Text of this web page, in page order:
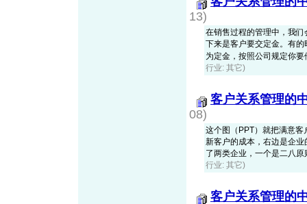
13)
在销售过程的管理中，我
下来是客户要交定金。有
为定金，按照公司规定你
行业: 其它)
客户关系管理的
08)
这个图（PPT）就把满意
新客户的成本，右边是企
了两类企业，一个是二八
行业: 其它)
客户关系管理的